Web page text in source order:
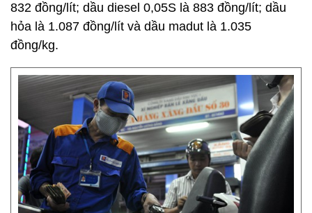
832 đồng/lít; dầu diesel 0,05S là 883 đồng/lít; dầu
hỏa là 1.087 đồng/lít và dầu madut là 1.035
đồng/kg.